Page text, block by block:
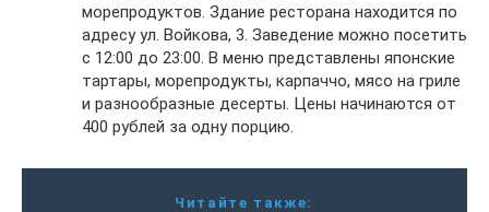
морепродуктов. Здание ресторана находится по
адресу ул. Войкова, 3. Заведение можно посетить
с 12:00 до 23:00. В меню представлены японские
тартары, морепродукты, карпаччо, мясо на гриле
и разнообразные десерты. Цены начинаются от
400 рублей за одну порцию.
Читайте также: